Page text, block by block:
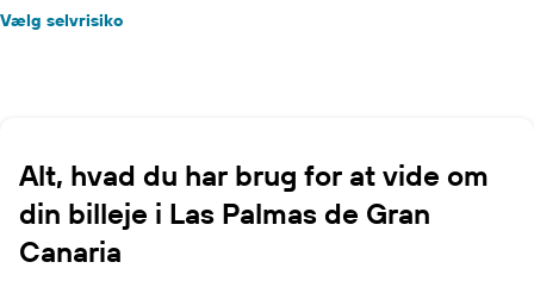
Vælg selvrisiko
Alt, hvad du har brug for at vide om
din billeje i Las Palmas de Gran
Canaria